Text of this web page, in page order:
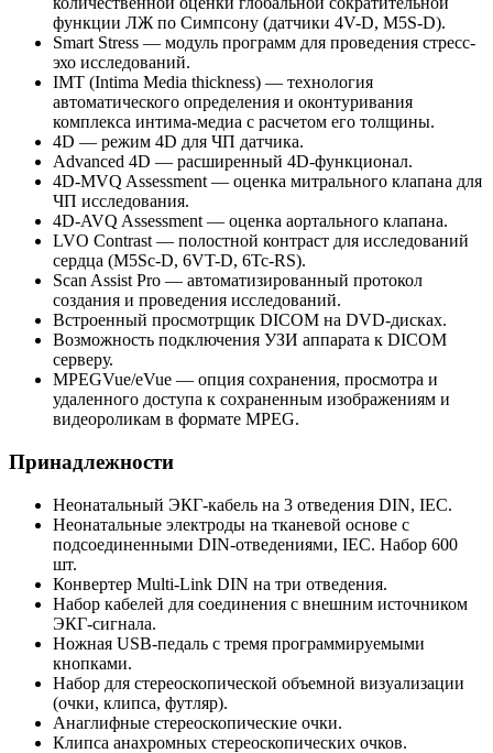
функции ЛЖ по Симпсону (датчики 4V-D, M5S-D).
Smart Stress — модуль программ для проведения стресс-
эхо исследований.
IMT (Intima Media thickness) — технология
автоматического определения и оконтуривания
комплекса интима-медиа с расчетом его толщины.
4D — режим 4D для ЧП датчика.
Advanced 4D — расширенный 4D-функционал.
4D-MVQ Assessment — оценка митрального клапана для
ЧП исследования.
4D-AVQ Assessment — оценка аортального клапана.
LVO Contrast — полостной контраст для исследований
сердца (M5Sc-D, 6VT-D, 6Tc-RS).
Scan Assist Pro — автоматизированный протокол
создания и проведения исследований.
Встроенный просмотрщик DICOM на DVD-дисках.
Возможность подключения УЗИ аппарата к DICOM
серверу.
MPEGVue/eVue — опция сохранения, просмотра и
удаленного доступа к сохраненным изображениям и
видеороликам в формате MPEG.
Принадлежности
Неонатальный ЭКГ-кабель на 3 отведения DIN, IEC.
Неонатальные электроды на тканевой основе с
подсоединенными DIN-отведениями, IEC. Набор 600
шт.
Конвертер Multi-Link DIN на три отведения.
Набор кабелей для соединения с внешним источником
ЭКГ-сигнала.
Ножная USB-педаль с тремя программируемыми
кнопками.
Набор для стереоскопической объемной визуализации
(очки, клипса, футляр).
Анаглифные стереоскопические очки.
Клипса анахромных стереоскопических очков.